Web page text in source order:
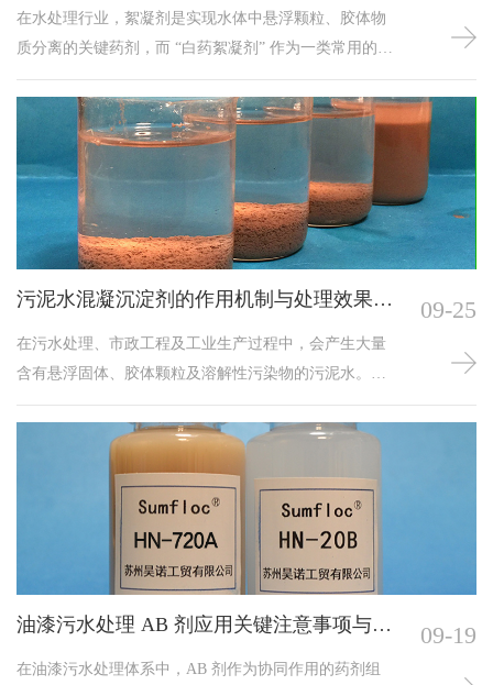
在水处理行业，絮凝剂是实现水体中悬浮颗粒、胶体物
质分离的关键药剂，而 “白药絮凝剂” 作为一类常用的水
处理药剂，因外观多呈白色细粉或颗粒晶体状而得名。
这类絮凝剂凭借有效的凝聚与沉降性能，广泛应用于工
业废水处理、市政污水处理及饮用水净化等场景，其独
特的成分构成与作用机理，使其在改善水质、降低污染
物含量方面发挥着重要作用，深入了解其特性与应用要
点，对提升水处理效率具有重要意义。一、水处理白
污泥水混凝沉淀剂的作用机制与处理效果分
在污水处理、市政工程及工业生产过程中，会产生大量
含有悬浮固体、胶体颗粒及溶解性污染物的污泥水。这
类水体因污染物分散性强、稳定性高，若直接处理易导
致设备堵塞、处理效率低下。污泥水混凝沉淀剂作为解
决这一问题的关键药剂，通过物理吸附、化学反应及颗
粒聚结等多重作用，能有效改善污泥水性质，促进污染
物分离去除，为后续污泥脱水、水体净化提供重要支
撑。深入探究其作用机制与处理效果，对优化污泥水处
理工艺、提升污水治
09-25
油漆污水处理 AB 剂应用关键注意事项与实
在油漆污水处理体系中，AB 剂作为协同作用的药剂组
09-19